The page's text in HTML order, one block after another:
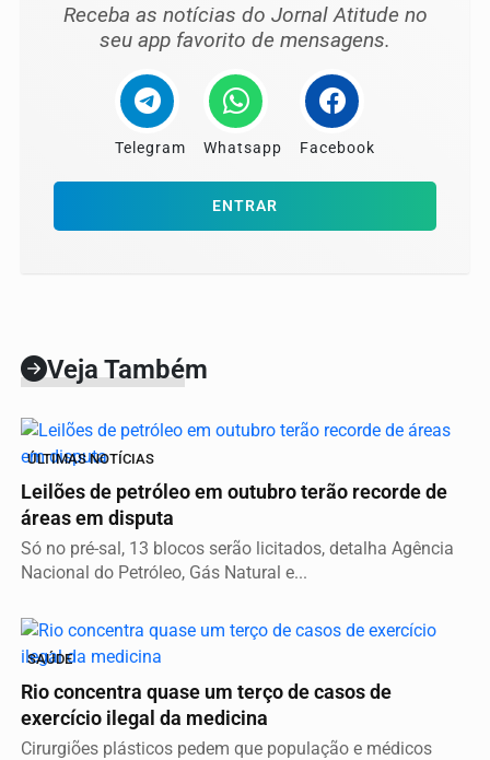
Receba as notícias do Jornal Atitude no
seu app favorito de mensagens.
Telegram Whatsapp Facebook
ENTRAR
Veja Também
ÚLTIMAS NOTÍCIAS
Leilões de petróleo em outubro terão recorde de
áreas em disputa
Só no pré-sal, 13 blocos serão licitados, detalha Agência
Nacional do Petróleo, Gás Natural e...
SAÚDE
Rio concentra quase um terço de casos de
exercício ilegal da medicina
Cirurgiões plásticos pedem que população e médicos